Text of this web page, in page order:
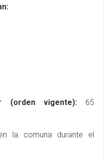
(orden vigente):65
la comuna durante el